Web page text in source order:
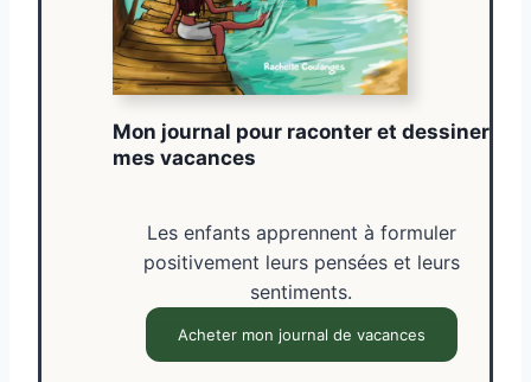
Mon journal pour raconter et dessiner
mes vacances
Les enfants apprennent à formuler
positivement leurs pensées et leurs
sentiments.
Acheter mon journal de vacances